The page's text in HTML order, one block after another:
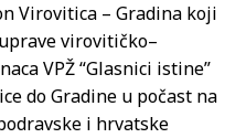
Virovitica – Gradina koji
virovitičko–
VPŽ “Glasnici istine”
do Gradine u počast na
i hrvatske